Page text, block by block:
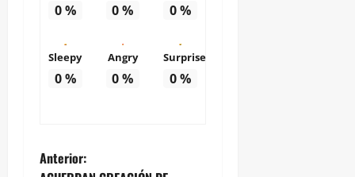
0% 0% 0%
Sleepy
0%
Angry
0%
Surprise
0%
N
Anterior: